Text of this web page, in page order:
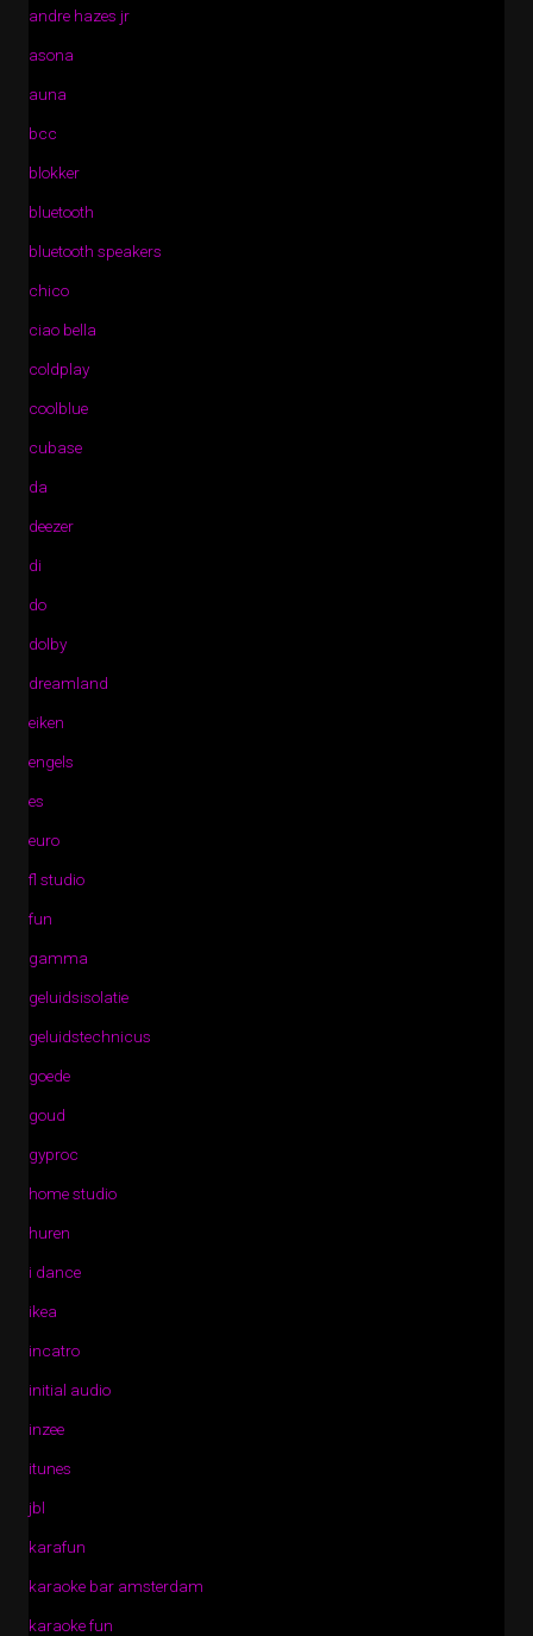
andre hazes jr
asona
auna
bcc
blokker
bluetooth
bluetooth speakers
chico
ciao bella
coldplay
coolblue
cubase
da
deezer
di
do
dolby
dreamland
eiken
engels
es
euro
fl studio
fun
gamma
geluidsisolatie
geluidstechnicus
goede
goud
gyproc
home studio
huren
i dance
ikea
incatro
initial audio
inzee
itunes
jbl
karafun
karaoke bar amsterdam
karaoke fun